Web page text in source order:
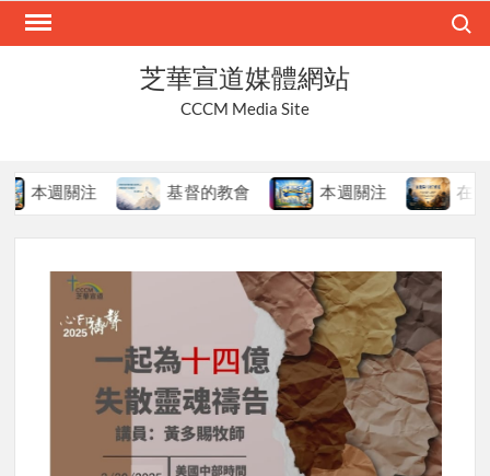
Skip
芝華宣道媒體網站
CCCM Media Site
本週關注 基督的教會 本週關注 在變局